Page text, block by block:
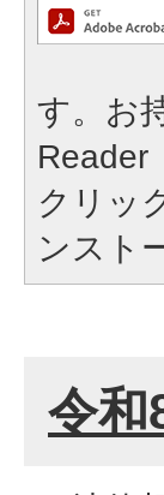
す。お
Reader
クリッ
ンスト
令和